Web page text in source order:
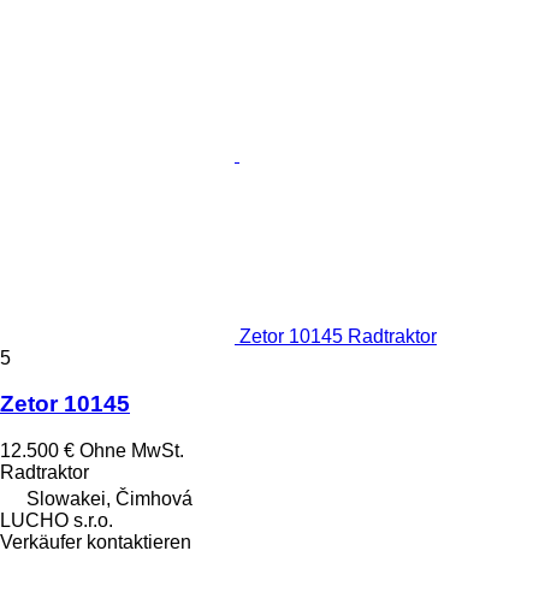
Zetor 10145 Radtraktor
5
Zetor 10145
12.500 € Ohne MwSt.
Radtraktor
Slowakei, Čimhová
LUCHO s.r.o.
Verkäufer kontaktieren